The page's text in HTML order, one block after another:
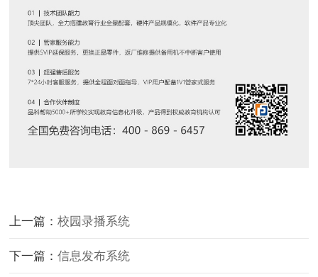
上一篇：校园录播系统
下一篇：信息发布系统